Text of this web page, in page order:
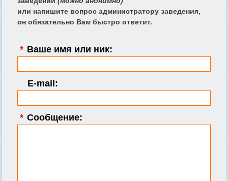
или напишите вопрос администратору заведения,
он обязательно Вам быстро ответит.
* Ваше имя или ник:
E-mail:
* Сообщение: